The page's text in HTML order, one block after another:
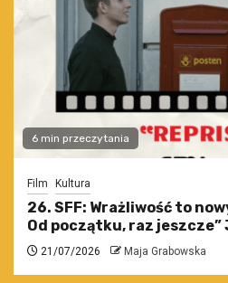
6 min przeczytania
Film Kultura
26. SFF: Wrażliwość to
Od początku, raz
21/07/2026 Maja Grabowska